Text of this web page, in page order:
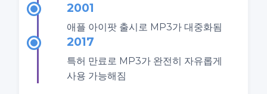
2001
애플 아이팟 출시로 MP3가 대중화됨
2017
특허 만료로 MP3가 완전히 자유롭게
사용 가능해짐